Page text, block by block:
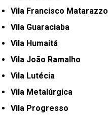
Vila Francisco Matarazzo
Vila Guaraciaba
Vila Humaitá
Vila João Ramalho
Vila Lutécia
Vila Metalúrgica
Vila Progresso